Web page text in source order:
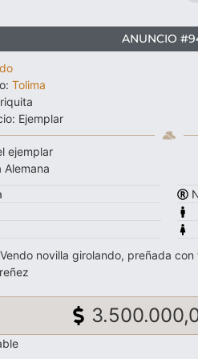
ANUNCIO
Tolima
Ejemplar
ejemplar
Alemana
Vendo novilla girolando, preñada